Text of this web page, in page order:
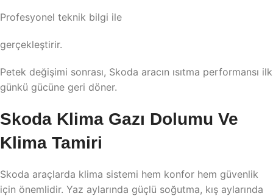
Profesyonel teknik bilgi ile
gerçekleştirir.
Petek değişimi sonrası, Skoda aracın ısıtma performansı ilk
günkü gücüne geri döner.
Skoda Klima Gazı Dolumu Ve
Klima Tamiri
Skoda araçlarda klima sistemi hem konfor hem güvenlik
için önemlidir. Yaz aylarında güçlü soğutma, kış aylarında